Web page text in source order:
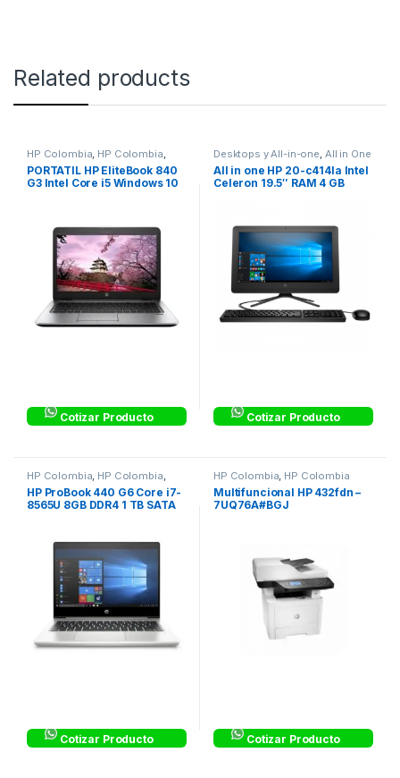
Related products
HP Colombia, HP Colombia,
equipos con Windows 10 Pro ,
Portátiles HP EliteBook
Corporativos
PORTATIL HP EliteBook 840
G3 Intel Core i5 Windows 10
Cotizar Producto
Desktops y All-in-one, All in One
All in one HP 20-c414la Intel
Celeron 19.5″ RAM 4 GB
Cotizar Producto
HP Colombia, HP Colombia,
equipos con Windows 10 Pro,
Hewlett Packard probook
equipos corporativos
HP ProBook 440 G6 Core i7-
8565U 8GB DDR4 1 TB SATA
Cotizar Producto
HP Colombia, HP Colombia
Multifuncional HP 432fdn –
7UQ76A#BGJ
Cotizar Producto